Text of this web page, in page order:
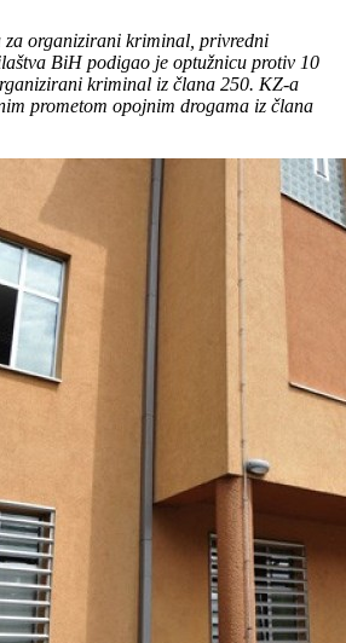
za organizirani kriminal, privredni
BiH podigao je optužnicu protiv 10
kriminal iz člana 250. KZ-a
prometom opojnim drogama iz člana